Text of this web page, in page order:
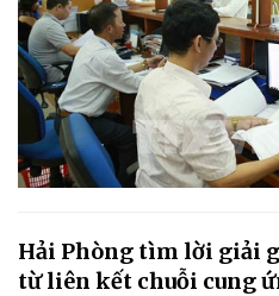
Hải Phòng tìm lời giải
từ liên kết chuỗi cung